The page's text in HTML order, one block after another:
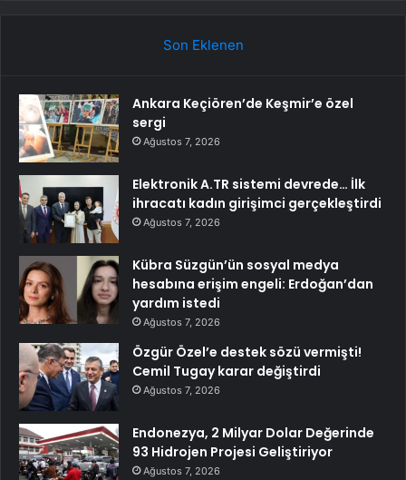
Son Eklenen
Ankara Keçiören’de Keşmir’e özel
sergi
Ağustos 7, 2026
Elektronik A.TR sistemi devrede… İlk
ihracatı kadın girişimci gerçekleştirdi
Ağustos 7, 2026
Kübra Süzgün’ün sosyal medya
hesabına erişim engeli: Erdoğan’dan
yardım istedi
Ağustos 7, 2026
Özgür Özel’e destek sözü vermişti!
Cemil Tugay karar değiştirdi
Ağustos 7, 2026
Endonezya, 2 Milyar Dolar Değerinde
93 Hidrojen Projesi Geliştiriyor
Ağustos 7, 2026